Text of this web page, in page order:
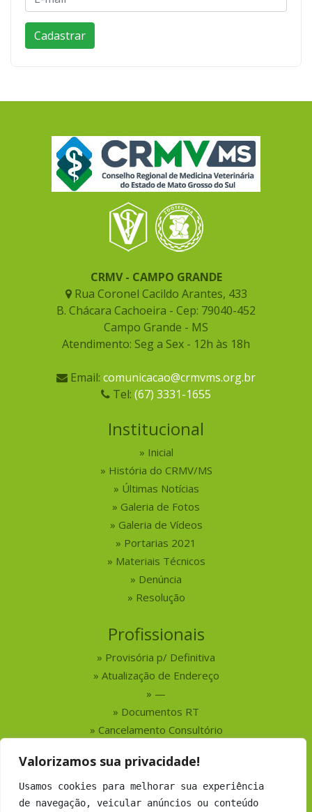
Valorizamos sua privacidade!
Usamos cookies para melhorar sua experiência
de navegação, veicular anúncios ou conteúdo
CRMV - CAMPO GRANDE
Rua Coronel Cacildo Arantes, 433
B. Chácara Cachoeira - Cep: 79040-452
Campo Grande - MS
Atendimento: Seg a Sex - 12h às 18h
Email: comunicacao@crmvms.org.br
Tel: (67) 3331-1655
Institucional
Inicial
História do CRMV/MS
Últimas Notícias
Galeria de Fotos
Galeria de Vídeos
Portarias 2021
Materiais Técnicos
Denúncia
Resolução
Profissionais
Provisória p/ Definitiva
Atualização de Endereço
—
Documentos RT
Cancelamento Consultório
Serviços
Busca por Profissionais
Busca por Empresas